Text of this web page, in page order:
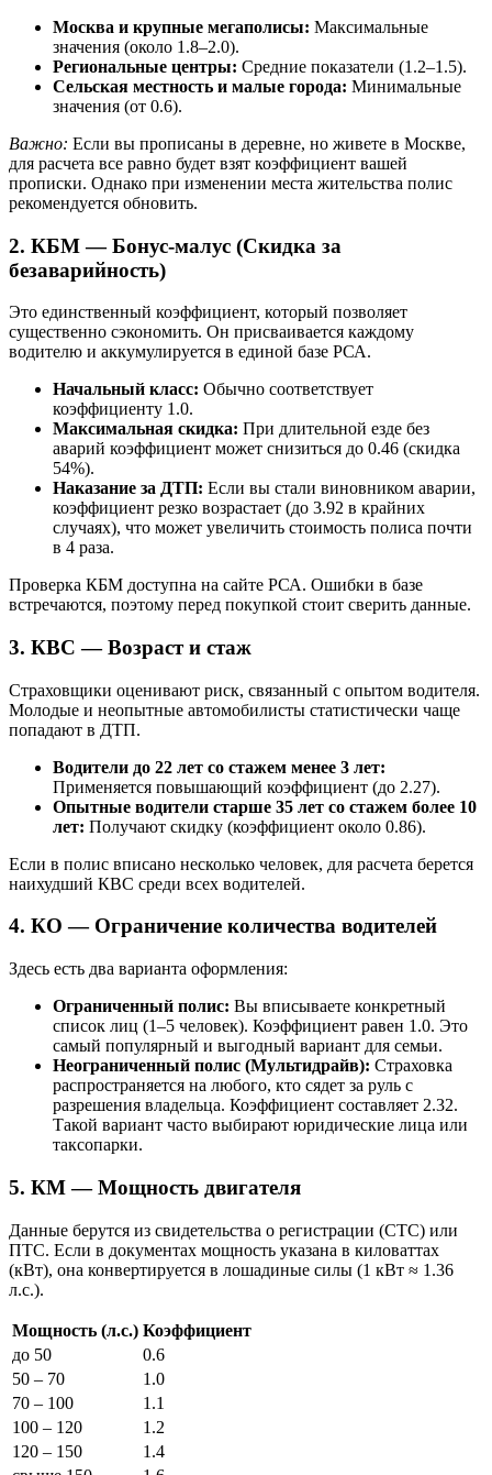
Москва и крупные мегаполисы: Максимальные
значения (около 1.8–2.0).
Региональные центры: Средние показатели (1.2–1.5).
Сельская местность и малые города: Минимальные
значения (от 0.6).
Важно: Если вы прописаны в деревне, но живете в Москве,
для расчета все равно будет взят коэффициент вашей
прописки. Однако при изменении места жительства полис
рекомендуется обновить.
2. КБМ — Бонус-малус (Скидка за
безаварийность)
Это единственный коэффициент, который позволяет
существенно сэкономить. Он присваивается каждому
водителю и аккумулируется в единой базе РСА.
Начальный класс: Обычно соответствует
коэффициенту 1.0.
Максимальная скидка: При длительной езде без
аварий коэффициент может снизиться до 0.46 (скидка
54%).
Наказание за ДТП: Если вы стали виновником аварии,
коэффициент резко возрастает (до 3.92 в крайних
случаях), что может увеличить стоимость полиса почти
в 4 раза.
Проверка КБМ доступна на сайте РСА. Ошибки в базе
встречаются, поэтому перед покупкой стоит сверить данные.
3. КВС — Возраст и стаж
Страховщики оценивают риск, связанный с опытом водителя.
Молодые и неопытные автомобилисты статистически чаще
попадают в ДТП.
Водители до 22 лет со стажем менее 3 лет:
Применяется повышающий коэффициент (до 2.27).
Опытные водители старше 35 лет со стажем более 10
лет: Получают скидку (коэффициент около 0.86).
Если в полис вписано несколько человек, для расчета берется
наихудший КВС среди всех водителей.
4. КО — Ограничение количества водителей
Здесь есть два варианта оформления:
Ограниченный полис: Вы вписываете конкретный
список лиц (1–5 человек). Коэффициент равен 1.0. Это
самый популярный и выгодный вариант для семьи.
Неограниченный полис (Мультидрайв): Страховка
распространяется на любого, кто сядет за руль с
разрешения владельца. Коэффициент составляет 2.32.
Такой вариант часто выбирают юридические лица или
таксопарки.
5. КМ — Мощность двигателя
Данные берутся из свидетельства о регистрации (СТС) или
ПТС. Если в документах мощность указана в киловаттах
(кВт), она конвертируется в лошадиные силы (1 кВт ≈ 1.36
л.с.).
Мощность (л.с.) Коэффициент
до 50
0.6
50 – 70
1.0
70 – 100
1.1
100 – 120
1.2
120 – 150
1.4